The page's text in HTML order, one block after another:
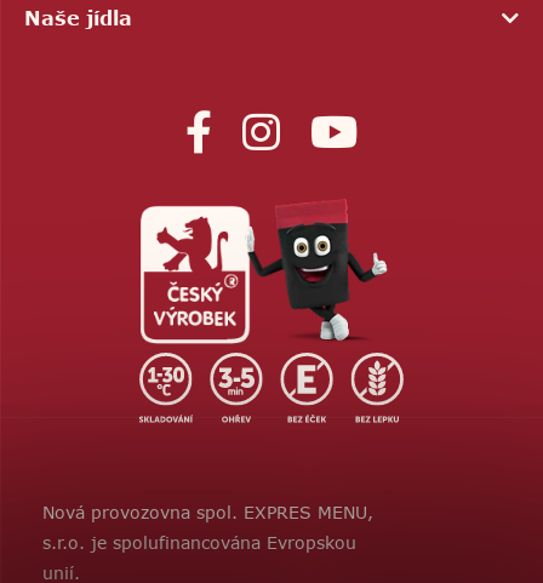
Naše jídla
Nová provozovna spol. EXPRES MENU,
s.r.o. je spolufinancována Evropskou
unií.